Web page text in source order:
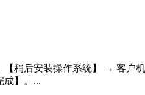
稍后安装操作系统】 → 客户
成】。...